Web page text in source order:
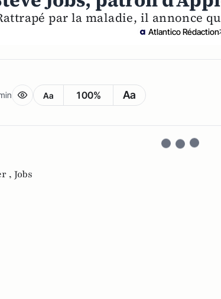
par la maladie, il annonce
Atlantico Rédaction
Aa 100% Aa
, Jobs